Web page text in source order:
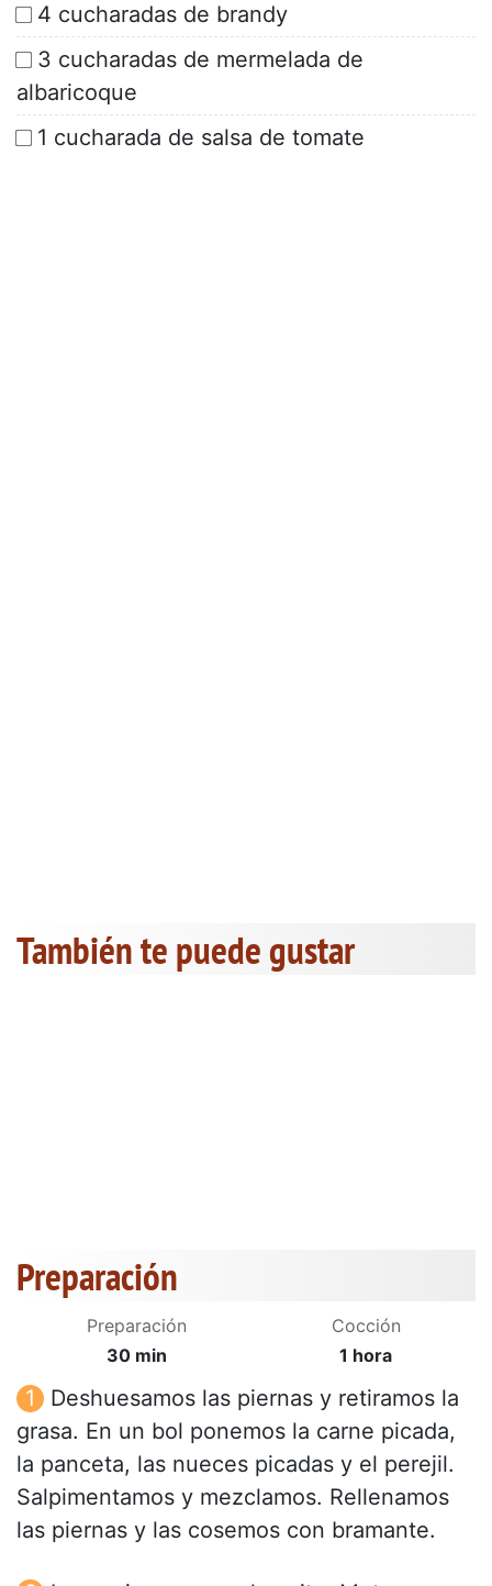
4 cucharadas de brandy
3 cucharadas de mermelada de
albaricoque
1 cucharada de salsa de tomate
También te puede gustar
Preparación
Preparación
30 min
Cocción
1 hora
Deshuesamos las piernas y retiramos la
grasa. En un bol ponemos la carne picada,
la panceta, las nueces picadas y el perejil.
Salpimentamos y mezclamos. Rellenamos
las piernas y las cosemos con bramante.